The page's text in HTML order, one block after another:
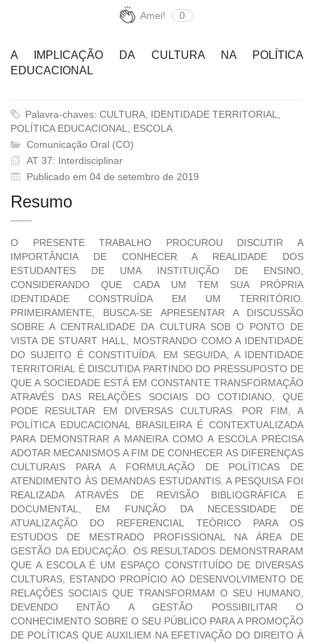
Amei! 0
A IMPLICAÇÃO DA CULTURA NA POLÍTICA
EDUCACIONAL
Palavra-chaves: CULTURA, IDENTIDADE TERRITORIAL,
POLÍTICA EDUCACIONAL, ESCOLA
Comunicação Oral (CO)
AT 37: Interdisciplinar
Publicado em 04 de setembro de 2019
Resumo
O PRESENTE TRABALHO PROCUROU DISCUTIR A
IMPORTÂNCIA DE CONHECER A REALIDADE DOS
ESTUDANTES DE UMA INSTITUIÇÃO DE ENSINO,
CONSIDERANDO QUE CADA UM TEM SUA PRÓPRIA
IDENTIDADE CONSTRUÍDA EM UM TERRITÓRIO.
PRIMEIRAMENTE, BUSCA-SE APRESENTAR A DISCUSSÃO
SOBRE A CENTRALIDADE DA CULTURA SOB O PONTO DE
VISTA DE STUART HALL, MOSTRANDO COMO A IDENTIDADE
DO SUJEITO É CONSTITUÍDA. EM SEGUIDA, A IDENTIDADE
TERRITORIAL É DISCUTIDA PARTINDO DO PRESSUPOSTO DE
QUE A SOCIEDADE ESTÁ EM CONSTANTE TRANSFORMAÇÃO
ATRAVÉS DAS RELAÇÕES SOCIAIS DO COTIDIANO, QUE
PODE RESULTAR EM DIVERSAS CULTURAS. POR FIM, A
POLÍTICA EDUCACIONAL BRASILEIRA É CONTEXTUALIZADA
PARA DEMONSTRAR A MANEIRA COMO A ESCOLA PRECISA
ADOTAR MECANISMOS A FIM DE CONHECER AS DIFERENÇAS
CULTURAIS PARA A FORMULAÇÃO DE POLÍTICAS DE
ATENDIMENTO ÀS DEMANDAS ESTUDANTIS. A PESQUISA FOI
REALIZADA ATRAVÉS DE REVISÃO BIBLIOGRÁFICA E
DOCUMENTAL, EM FUNÇÃO DA NECESSIDADE DE
ATUALIZAÇÃO DO REFERENCIAL TEÓRICO PARA OS
ESTUDOS DE MESTRADO PROFISSIONAL NA ÁREA DE
GESTÃO DA EDUCAÇÃO. OS RESULTADOS DEMONSTRARAM
QUE A ESCOLA É UM ESPAÇO CONSTITUÍDO DE DIVERSAS
CULTURAS, ESTANDO PROPÍCIO AO DESENVOLVIMENTO DE
RELAÇÕES SOCIAIS QUE TRANSFORMAM O SEU HUMANO,
DEVENDO ENTÃO A GESTÃO POSSIBILITAR O
CONHECIMENTO SOBRE O SEU PÚBLICO PARA A PROMOÇÃO
DE POLÍTICAS QUE AUXILIEM NA EFETIVAÇÃO DO DIREITO À